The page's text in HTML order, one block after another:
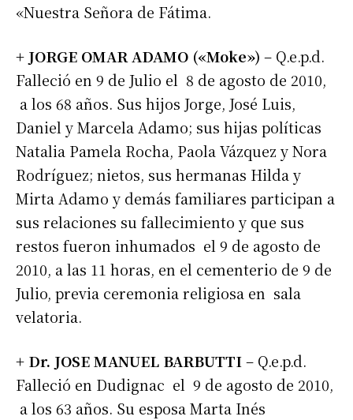
«Nuestra Señora de Fátima.
+ JORGE OMAR ADAMO («Moke») – Q.e.p.d.
Falleció en 9 de Julio el 8 de agosto de 2010,
a los 68 años. Sus hijos Jorge, José Luis,
Daniel y Marcela Adamo; sus hijas políticas
Natalia Pamela Rocha, Paola Vázquez y Nora
Rodríguez; nietos, sus hermanas Hilda y
Mirta Adamo y demás familiares participan a
sus relaciones su fallecimiento y que sus
restos fueron inhumados el 9 de agosto de
2010, a las 11 horas, en el cementerio de 9 de
Julio, previa ceremonia religiosa en sala
velatoria.
+ Dr. JOSE MANUEL BARBUTTI– Q.e.p.d.
Falleció en Dudignac el 9 de agosto de 2010,
a los 63 años. Su esposa Marta Inés